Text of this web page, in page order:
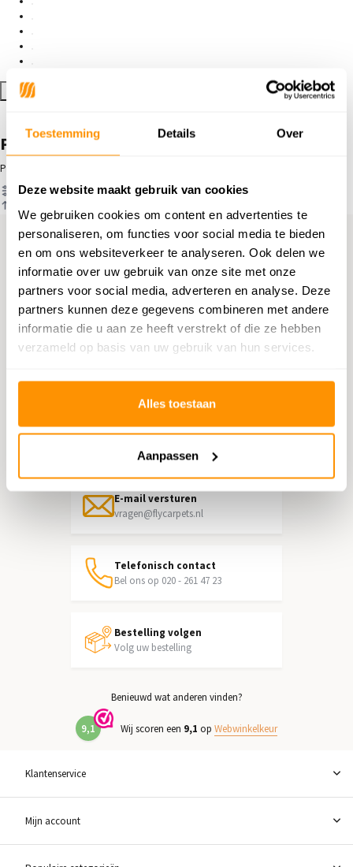
Toestemming Details Over
Deze website maakt gebruik van cookies
We gebruiken cookies om content en advertenties te
personaliseren, om functies voor social media te bieden
en om ons websiteverkeer te analyseren. Ook delen we
informatie over uw gebruik van onze site met onze
partners voor social media, adverteren en analyse. Deze
partners kunnen deze gegevens combineren met andere
informatie die u aan ze heeft verstrekt of die ze hebben
verzameld op basis van uw gebruik van hun services.
Alles toestaan
Aanpassen
Filter toepassen
Producten getagd met Marineblauw li
Producten
Filter
Hulp nodig?
Neem contact op met onze
klantenservice
Informatie over het terugsturen
Chat direct
E-mail versturen
vragen@flycarpets.nl
Telefonisch contact
Bel ons op 020 - 261 47 23
Bestelling volgen
Volg uw bestelling
Benieuwd wat anderen vinden?
9,1 Wij scoren een 9,1 op Webwinkelkeur
Klantenservice
Mijn account